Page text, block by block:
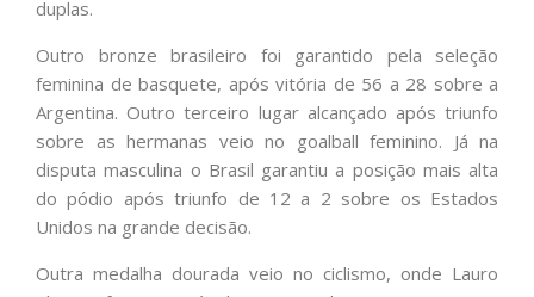
duplas.
Outro bronze brasileiro foi garantido pela seleção
feminina de basquete, após vitória de 56 a 28 sobre a
Argentina. Outro terceiro lugar alcançado após triunfo
sobre as hermanas veio no goalball feminino. Já na
disputa masculina o Brasil garantiu a posição mais alta
do pódio após triunfo de 12 a 2 sobre os Estados
Unidos na grande decisão.
Outra medalha dourada veio no ciclismo, onde Lauro